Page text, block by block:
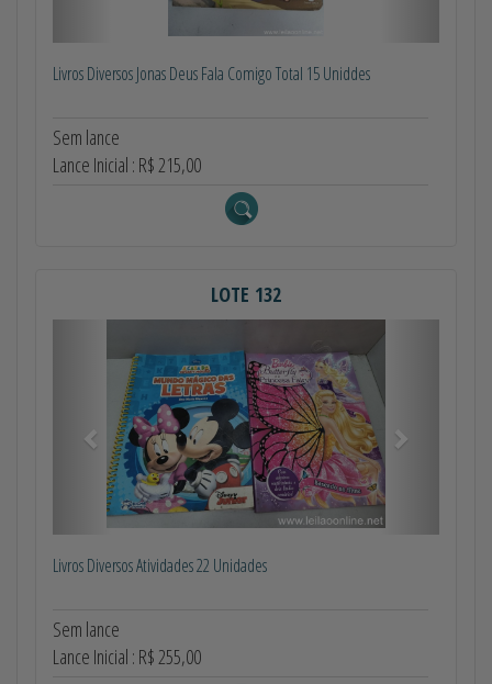
Livros Diversos Jonas Deus Fala Comigo Total 15 Uniddes
Sem lance
Lance Inicial : R$ 215,00
LOTE 132
Livros Diversos Atividades 22 Unidades
Sem lance
Lance Inicial : R$ 255,00